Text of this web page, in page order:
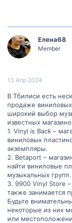
Елена68
Member
13 Апр 2024
В Тбилиси есть
продаже
широкий выбор
известных
1. Vinyl is Back –
виниловых
экземпляры.
2. Betaport –
найти виниловые
музыкальных групп.
3. 9900 Vinyl Store
также занимается
Будьте
некоторые из них
или